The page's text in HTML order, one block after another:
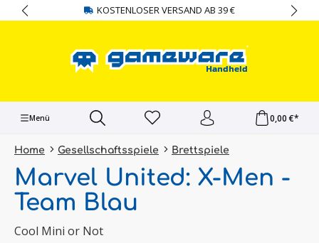
springen KOSTENLOSER VERSAND AB 39 €
Menü 0,00 €*
Home Gesellschaftsspiele Brettspiele
Marvel United: X-Men -
Team Blau
Cool Mini or Not